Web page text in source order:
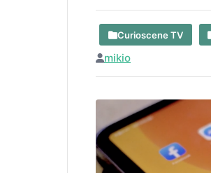
Curioscene TV
mikio